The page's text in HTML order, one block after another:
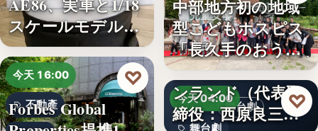
AE86、実車と1/18
スケールモデルが
「…
今天 16:00
不動產
Forbes Global
♡
兒童安寧
文字
中部地方初の地域
型こどもホスピス
「長久手のおう
ち」が愛知…
舞台劇
今天 04:00
舞台劇
株式会社青山メイ
ンランド（代表取
締役：西原良三）
♡